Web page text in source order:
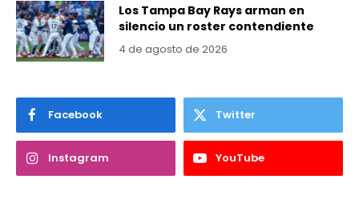
Los Tampa Bay Rays arman en
silencio un roster contendiente
4 de agosto de 2026
Facebook Twitter
Instagram YouTube